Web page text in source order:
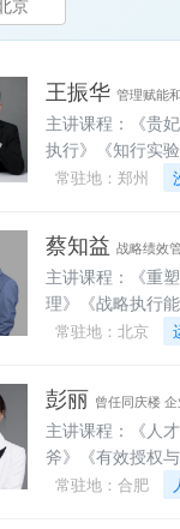
王振华 管理赋能
主讲课程：《贵
执行》《知行实
《四大天王》新
《杜拉拉跃上高
思维与方法训练
能训练》《塑造
《打开心门-心理
行的秘密》《正
试官》《人才盘
流绩效考核工具
人员到业务伙伴
《人才选用育留
常驻地：郑州
蔡知益 战略绩效
主讲课程：《重
理》《战略执行
市场选择》《组
造业精益服务提
善》《工业4.0与
化规划》《数字
设》《组织高绩
常驻地：北京
彭丽 曾任同庆楼
HRBP、顺丰速运人才
主讲课程：《人
斧》《有效授权
进阶—HRBP的3
常驻地：合肥